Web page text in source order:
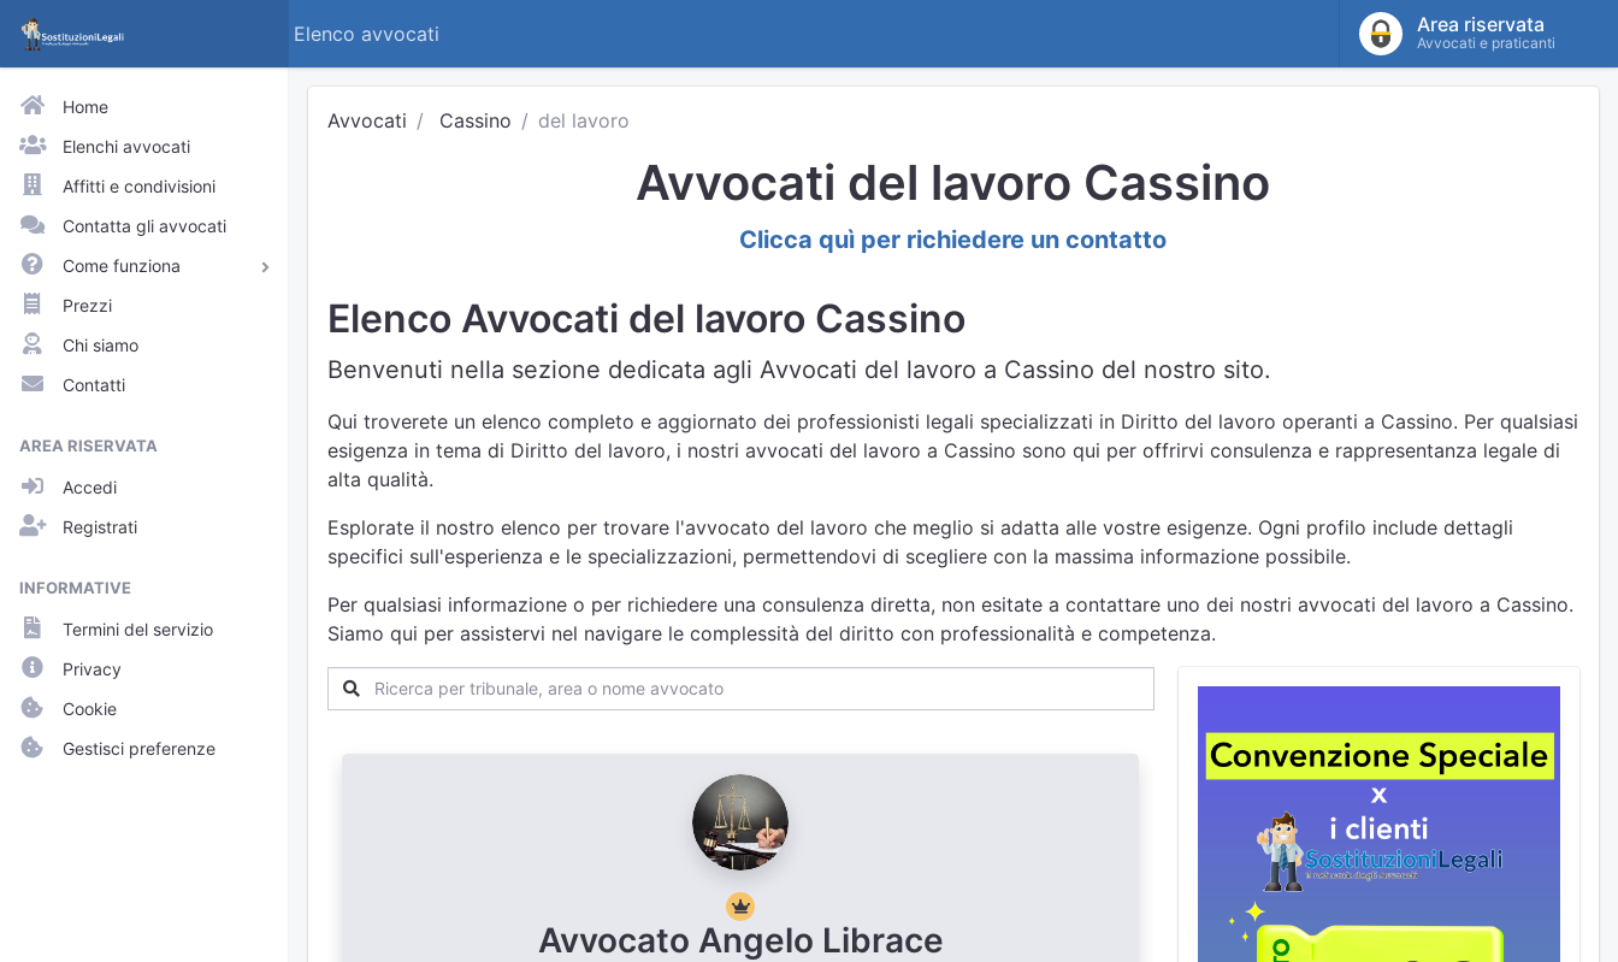
Elenco avvocati Area riservata
Avvocati e praticanti
Home
Elenchi avvocati
Affitti e condivisioni
Contatta gli avvocati
Come funziona
Avvocati e praticanti
Visitatori del sito
Approfondimenti
Profili pubblici
Richieste
Prezzi
Chi siamo
Contatti
AREA RISERVATA
Accedi
Registrati
INFORMATIVE
Termini del servizio
Privacy
Cookie
Gestisci preferenze
Avvocati Cassino del lavoro
Avvocati del lavoro Cassino
Clicca quì per richiedere un contatto
Elenco Avvocati del lavoro Cassino
Benvenuti nella sezione dedicata agli Avvocati del lavoro a Cassino del nostro sito.
Qui troverete un elenco completo e aggiornato dei professionisti legali specializzati in Diritto del lavoro operanti a Cassino. Per qualsiasi
esigenza in tema di Diritto del lavoro, i nostri avvocati del lavoro a Cassino sono qui per offrirvi consulenza e rappresentanza legale di
alta qualità.
Esplorate il nostro elenco per trovare l'avvocato del lavoro che meglio si adatta alle vostre esigenze. Ogni profilo include dettagli
specifici sull'esperienza e le specializzazioni, permettendovi di scegliere con la massima informazione possibile.
Per qualsiasi informazione o per richiedere una consulenza diretta, non esitate a contattare uno dei nostri avvocati del lavoro a Cassino.
Siamo qui per assistervi nel navigare le complessità del diritto con professionalità e competenza.
Avvocato Angelo Librace